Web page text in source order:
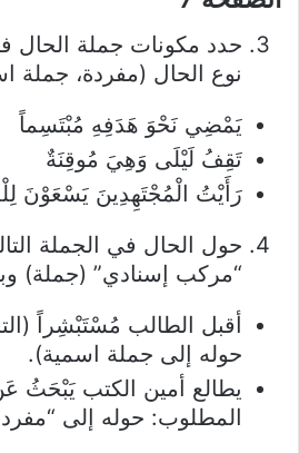
حدد مكونات جملة الحال
نوع الحال (مفردة، جملة
يَمْضِي نَحْوَ هَدَفِهِ مُبْتَسِماً
تَقِفُ لَيْلَى وَهِيَ مُوقِنَةٌ
رَأَيْتُ الْمُجْتَهِدِينَ يَسْعَوْنَ
حول الحال في الجملة
“مركب إسنادي” (جملة)
أقبل الطالب مُسْتَبْشِراً
حوله إلى جملة اسمية).
يطالع أمين الكتب يَبْحَثُ
المطلوب: حوله إلى